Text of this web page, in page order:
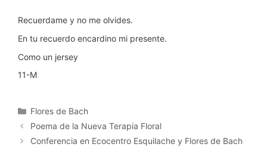
Recuerdame y no me olvides.
En tu recuerdo encardino mi presente.
Como un jersey
11-M
Categorías
Flores de Bach
Poema de la Nueva Terapia Floral
Conferencia en Ecocentro Esquilache y Flores de Bach